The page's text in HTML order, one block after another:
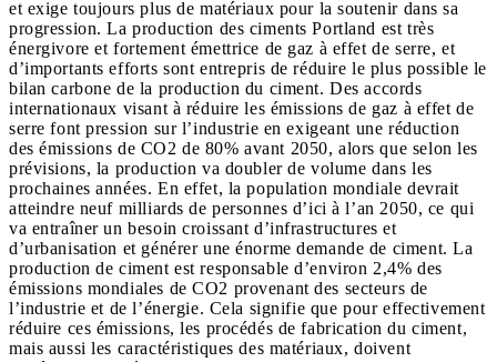
et exige toujours plus de matériaux pour la soutenir dans sa
progression. La production des ciments Portland est très
énergivore et fortement émettrice de gaz à effet de serre, et
d’importants efforts sont entrepris de réduire le plus possible le
bilan carbone de la production du ciment. Des accords
internationaux visant à réduire les émissions de gaz à effet de
serre font pression sur l’industrie en exigeant une réduction
des émissions de CO2 de 80% avant 2050, alors que selon les
prévisions, la production va doubler de volume dans les
prochaines années. En effet, la population mondiale devrait
atteindre neuf milliards de personnes d’ici à l’an 2050, ce qui
va entraîner un besoin croissant d’infrastructures et
d’urbanisation et générer une énorme demande de ciment. La
production de ciment est responsable d’environ 2,4% des
émissions mondiales de CO2 provenant des secteurs de
l’industrie et de l’énergie. Cela signifie que pour effectivement
réduire ces émissions, les procédés de fabrication du ciment,
mais aussi les caractéristiques des matériaux, doivent